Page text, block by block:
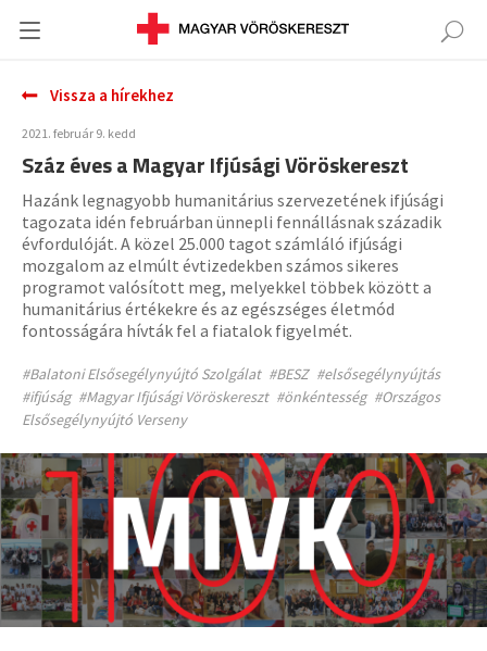
Vissza a hírekhez
2021. február 9. kedd
Száz éves a Magyar Ifjúsági Vöröskereszt
Hazánk legnagyobb humanitárius szervezetének ifjúsági
tagozata idén februárban ünnepli fennállásnak századik
évfordulóját. A közel 25.000 tagot számláló ifjúsági
mozgalom az elmúlt évtizedekben számos sikeres
programot valósított meg, melyekkel többek között a
humanitárius értékekre és az egészséges életmód
fontosságára hívták fel a fiatalok figyelmét.
#Balatoni Elsősegélynyújtó Szolgálat #BESZ #elsősegélynyújtás
#ifjúság #Magyar Ifjúsági Vöröskereszt #önkéntesség #Országos
Elsősegélynyújtó Verseny